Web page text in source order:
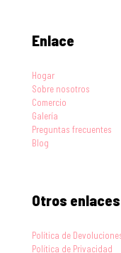
Enlace
Hogar
Sobre nosotros
Comercio
Galería
Preguntas frecuentes
Blog
Otros enlaces
Política de
Política de Privacidad